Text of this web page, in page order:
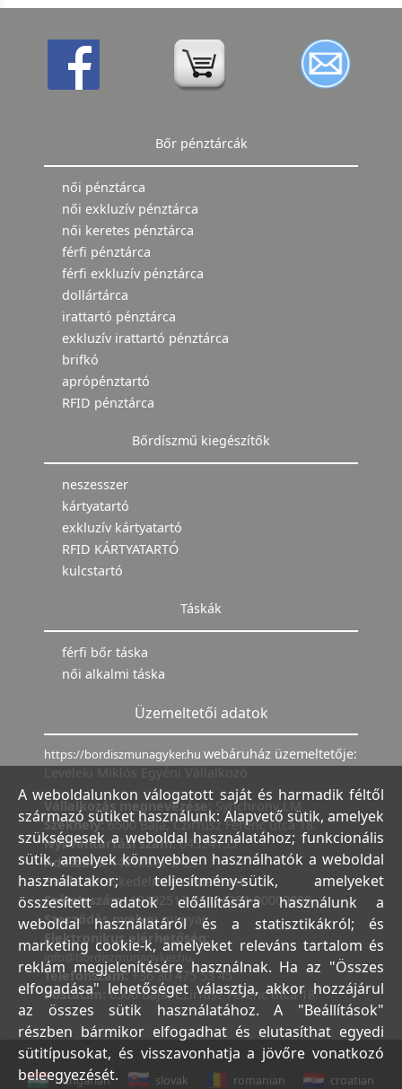
Bőr pénztárcák
női pénztárca
női exkluzív pénztárca
női keretes pénztárca
férfi pénztárca
férfi exkluzív pénztárca
dollártárca
irattartó pénztárca
exkluzív irattartó pénztárca
brifkó
aprópénztartó
RFID pénztárca
Bőrdíszmű kiegészítők
neszesszer
kártyatartó
exkluzív kártyatartó
RFID KÁRTYATARTÓ
kulcstartó
Táskák
férfi bőr táska
női alkalmi táska
Üzemeltetői adatok
https://bordiszmunagyker.hu webáruház üzemeltetője:
Leveleki Miklós Egyéni Vállalkozó
Vállalkozás megnevezése: Synchrony LM
Székhely:6500 Baja, Czirfusz Ferenc utca 18.
Nyilvántartási szám:04524155
Adószám:44018371-2-23
Bank:Kereskedelmi és Hitelbank
Számlaszám:10402513-25154254-00000000
Szerződés nyelve:magyar
Elektronikus elérhetőség:
info@bordiszmunagyker.hu
Telefonszám: +36 30 475 53 45
Postacím:6500 Baja, Czirfusz Ferenc utca 18.
hungarian slovak romanian croatian
A weboldalunkon válogatott saját és harmadik féltől
származó sütiket használunk: Alapvető sütik, amelyek
szükségesek a weboldal használatához; funkcionális
sütik, amelyek könnyebben használhatók a weboldal
használatakor; teljesítmény-sütik, amelyeket
összesített adatok előállítására használunk a
weboldal használatáról és a statisztikákról; és
marketing cookie-k, amelyeket releváns tartalom és
reklám megjelenítésére használnak. Ha az "Összes
elfogadása" lehetőséget választja, akkor hozzájárul
az összes sütik használatához. A "Beállítások"
részben bármikor elfogadhat és elutasíthat egyedi
sütitípusokat, és visszavonhatja a jövőre vonatkozó
beleegyezését.